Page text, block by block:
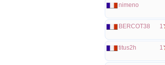
nimeno
BERCOT38 1
titus2h 1